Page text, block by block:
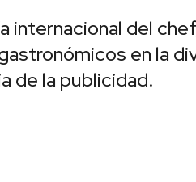
internacional del
en la
de la publicidad.